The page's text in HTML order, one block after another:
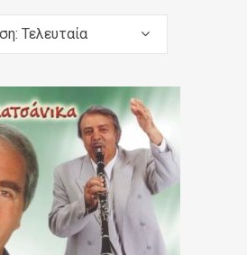
Τελευταία